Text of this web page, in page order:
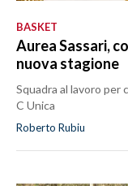
BASKET
Aurea Sassari,
nuova stagione
Squadra al lavoro per
C Unica
Roberto Rubiu